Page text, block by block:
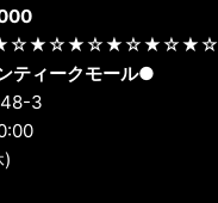
ィークモール●
3
)